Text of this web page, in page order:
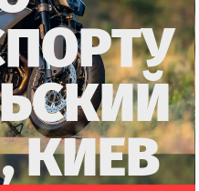
КИЕВ